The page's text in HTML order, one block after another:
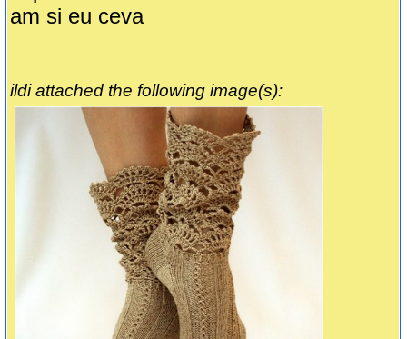
am si eu ceva
ildi attached the following image(s):